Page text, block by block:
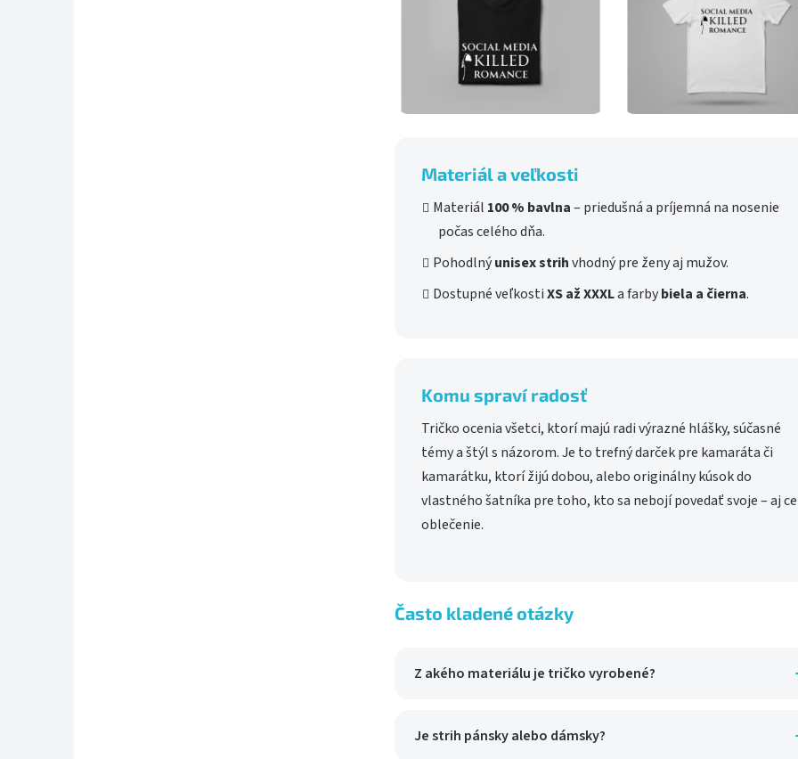
Materiál a veľkosti
Materiál 100 % bavlna– priedušná a príjemná na nosenie
počas celého dňa.
Pohodlnýunisex strihvhodný pre ženy aj mužov.
Dostupné veľkostiXS až XXXLa farbybiela a čierna.
Komu spraví radosť
Tričko ocenia všetci, ktorí majú radi výrazné hlášky, súčasné
témy a štýl s názorom. Je to trefný darček pre kamaráta či
kamarátku, ktorí žijú dobou, alebo originálny kúsok do
vlastného šatníka pre toho, kto sa nebojí povedať svoje – aj
oblečenie.
Často kladené otázky
Z akého materiálu je tričko vyrobené?
príjemnej na celodenné nosenie.
Je strih pánsky alebo dámsky?